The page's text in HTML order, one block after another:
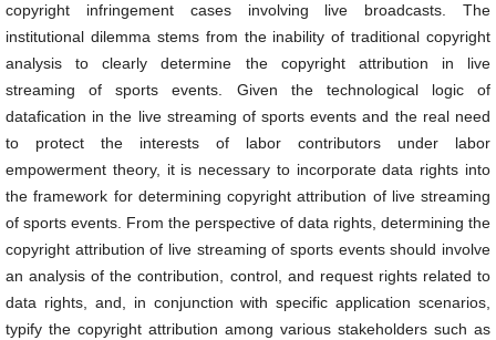
copyright infringement cases involving live broadcasts. The
institutional dilemma stems from the inability of traditional copyright
analysis to clearly determine the copyright attribution in live
streaming of sports events. Given the technological logic of
datafication in the live streaming of sports events and the real need
to protect the interests of labor contributors under labor
empowerment theory, it is necessary to incorporate data rights into
the framework for determining copyright attribution of live streaming
of sports events. From the perspective of data rights, determining the
copyright attribution of live streaming of sports events should involve
an analysis of the contribution, control, and request rights related to
data rights, and, in conjunction with specific application scenarios,
typify the copyright attribution among various stakeholders such as